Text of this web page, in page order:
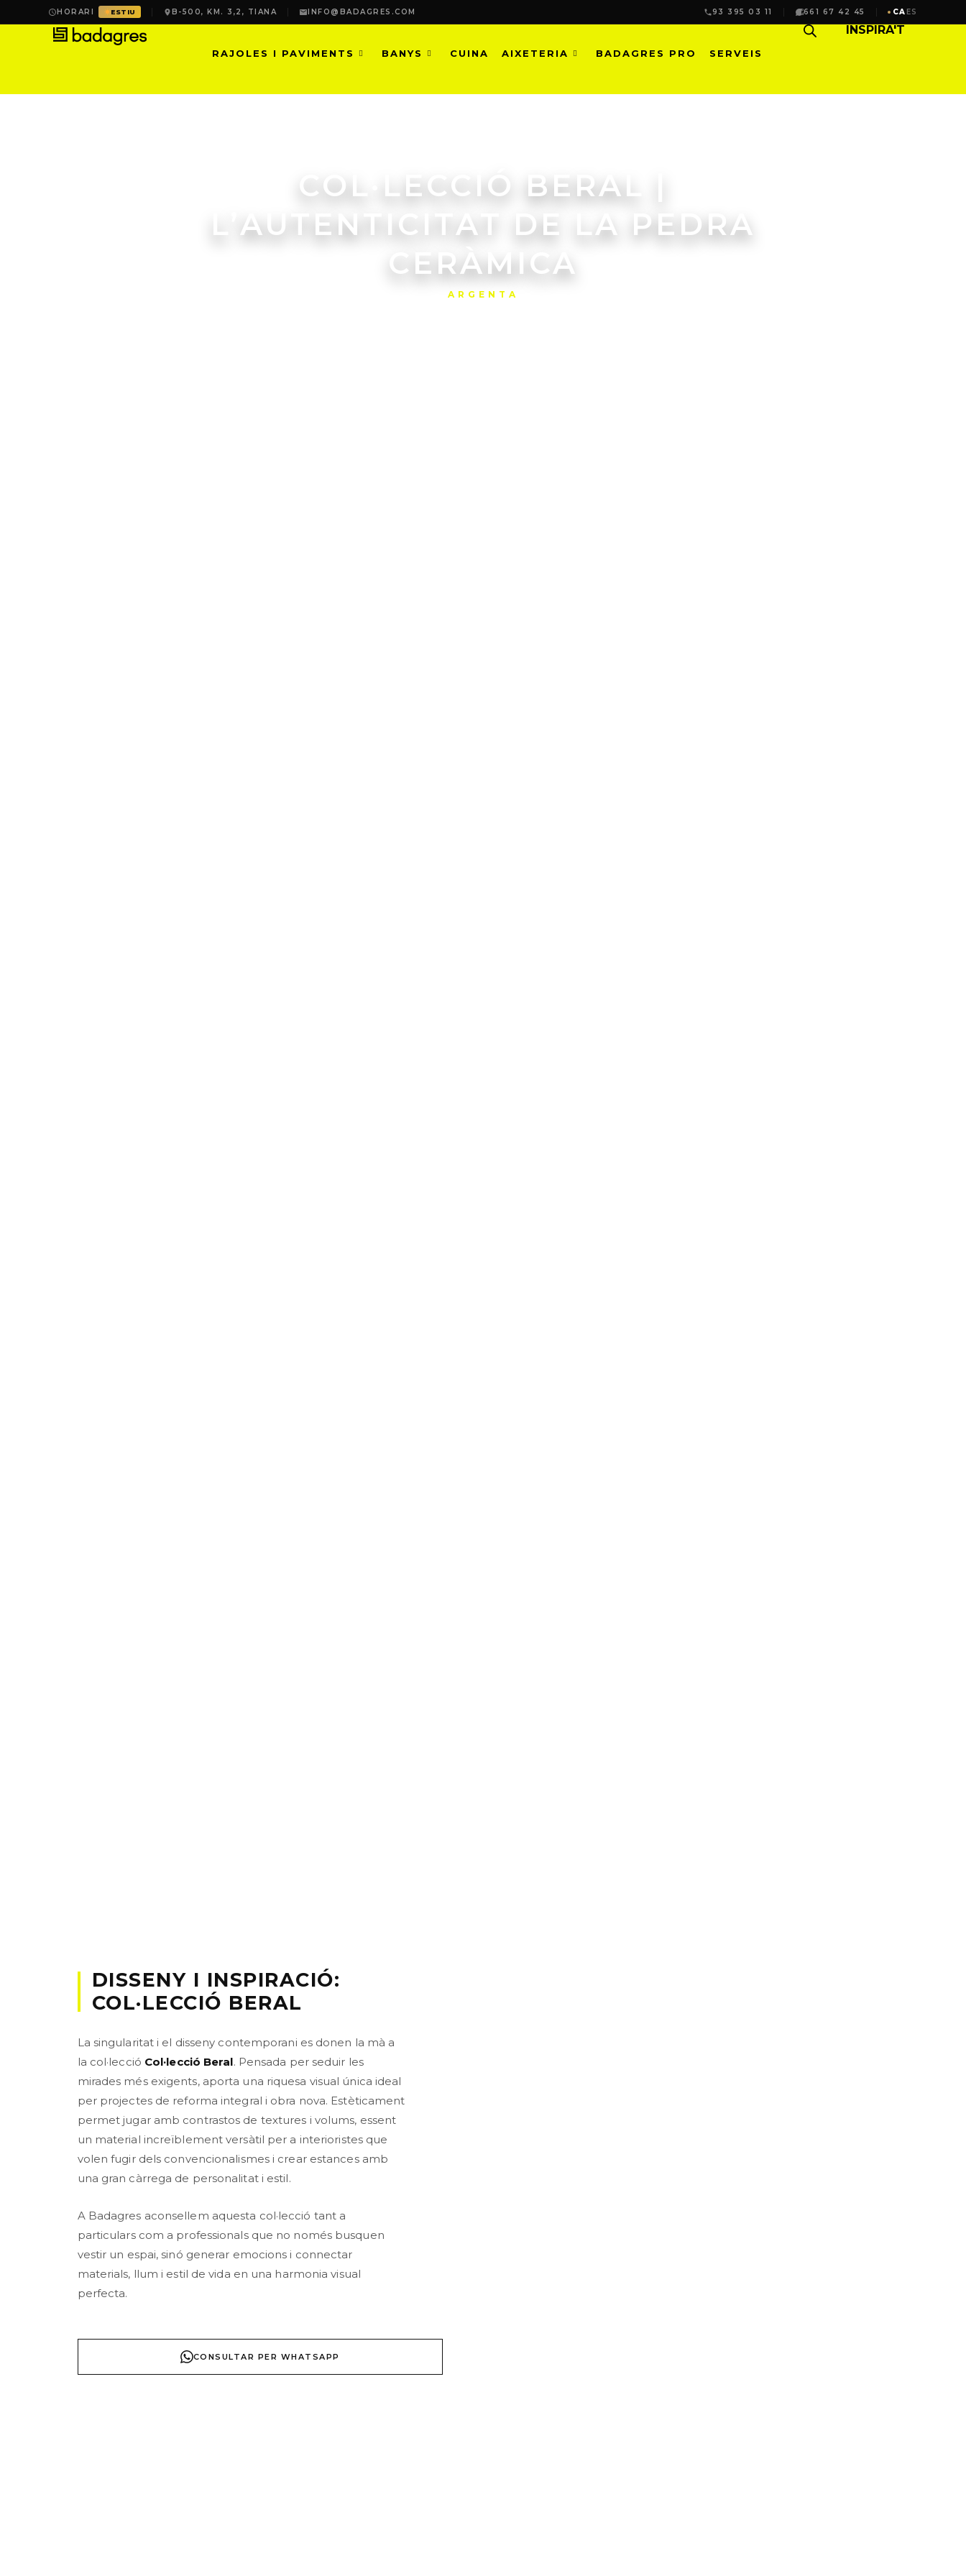
HORARI ESTIU B-500, KM. 3,2, TIANA INFO@BADAGRES.COM 93 395 03 11 661 67 42 45 CA ES
RAJOLES I PAVIMENTS BANYS CUINA AIXETERIA BADAGRES PRO SERVEIS
INSPIRA'T
COL·LECCIÓ BERAL |
L’AUTENTICITAT DE LA PEDRA
CERÀMICA
ARGENTA
DISSENY I INSPIRACIÓ:
COL·LECCIÓ BERAL
La singularitat i el disseny contemporani es donen la mà a
la col·lecció Col·lecció Beral. Pensada per seduir les
mirades més exigents, aporta una riquesa visual única ideal
per projectes de reforma integral i obra nova. Estèticament
permet jugar amb contrastos de textures i volums, essent
un material increïblement versàtil per a interioristes que
volen fugir dels convencionalismes i crear estances amb
una gran càrrega de personalitat i estil.
A Badagres aconsellem aquesta col·lecció tant a
particulars com a professionals que no només busquen
vestir un espai, sinó generar emocions i connectar
materials, llum i estil de vida en una harmonia visual
perfecta.
CONSULTAR PER WHATSAPP